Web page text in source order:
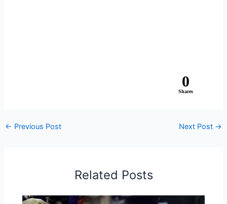
0
Shares
← Previous Post Next Post →
Related Posts